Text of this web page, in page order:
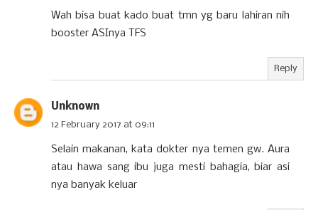
Wah bisa buat kado buat tmn yg baru lahiran nih
booster ASInya TFS
Reply
Unknown
12 February 2017 at 09:11
Selain makanan, kata dokter nya temen gw. Aura
atau hawa sang ibu juga mesti bahagia, biar asi
nya banyak keluar